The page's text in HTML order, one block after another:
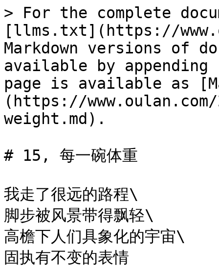
> For the complete
[llms.txt](https://
Markdown versions of
available by
page is available as
(https://
weight.md).
# 15, 每一碗体重
我走了很远的路程\
脚步被风景带得飘轻\
高檐下人们具象化的宇宙\
固执有不变的表情